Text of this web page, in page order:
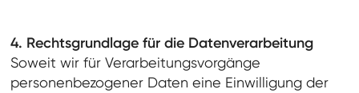
4. Rechtsgrundlage für die Datenverarbeitung
Soweit wir für Verarbeitungsvorgänge
personenbezogener Daten eine Einwilligung der